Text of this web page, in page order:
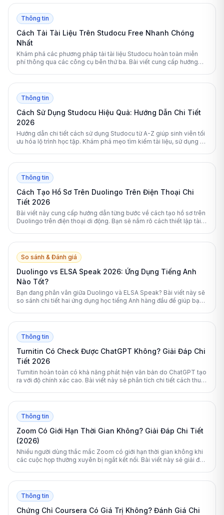
Thông tin
Cách Tải Tài Liệu Trên Studocu Free Nhanh Chóng
Nhất
Khám phá các phương pháp tải tài liệu Studocu hoàn toàn miễn
phí thông qua các công cụ bên thứ ba. Bài viết cung cấp hướng
Thông tin
Cách Sử Dụng Studocu Hiệu Quả: Hướng Dẫn Chi Tiết
2026
Hướng dẫn chi tiết cách sử dụng Studocu từ A-Z giúp sinh viên tối
ưu hóa lộ trình học tập. Khám phá mẹo tìm kiếm tài liệu, sử dụng AI
Thông tin
Cách Tạo Hồ Sơ Trên Duolingo Trên Điện Thoại Chi
Tiết 2026
Bài viết này cung cấp hướng dẫn từng bước về cách tạo hồ sơ trên
Duolingo trên điện thoại di động. Bạn sẽ nắm rõ cách thiết lập tài
So sánh & Đánh giá
Duolingo vs ELSA Speak 2026: Ứng Dụng Tiếng Anh
Nào Tốt?
Bạn đang phân vân giữa Duolingo và ELSA Speak? Bài viết này sẽ
so sánh chi tiết hai ứng dụng học tiếng Anh hàng đầu để giúp bạn
Thông tin
Turnitin Có Check Được ChatGPT Không? Giải Đáp Chi
Tiết 2026
Turnitin hoàn toàn có khả năng phát hiện văn bản do ChatGPT tạo
ra với độ chính xác cao. Bài viết này sẽ phân tích chi tiết cách thuật
Thông tin
Zoom Có Giới Hạn Thời Gian Không? Giải Đáp Chi Tiết
(2026)
Nhiều người dùng thắc mắc Zoom có giới hạn thời gian không khi
các cuộc họp thường xuyên bị ngắt kết nối. Bài viết này sẽ giải đáp
Thông tin
Chứng Chỉ Coursera Có Giá Trị Không? Đánh Giá Chi